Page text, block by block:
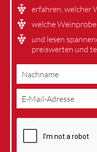
erfahren, welcher
welche
und lesen
preiswerten und